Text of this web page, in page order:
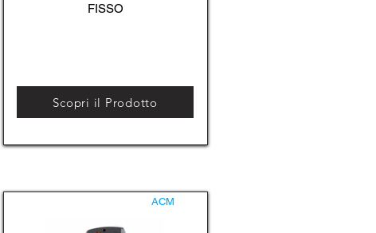
FISSO
Scopri il Prodotto
ACM